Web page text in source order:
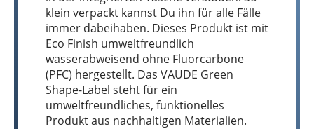
klein verpackt kannst Du ihn für alle Fälle
immer dabeihaben. Dieses Produkt ist mit
Eco Finish umweltfreundlich
wasserabweisend ohne Fluorcarbone
(PFC) hergestellt. Das VAUDE Green
Shape-Label steht für ein
umweltfreundliches, funktionelles
Produkt aus nachhaltigen Materialien.